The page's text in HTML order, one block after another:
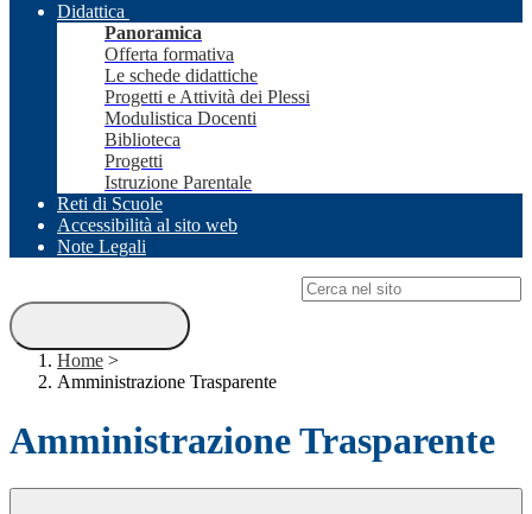
Didattica
Panoramica
Offerta formativa
Le schede didattiche
Progetti e Attività dei Plessi
Modulistica Docenti
Biblioteca
Progetti
Istruzione Parentale
Reti di Scuole
Accessibilità al sito web
Note Legali
Home >
Amministrazione Trasparente
Amministrazione Trasparente